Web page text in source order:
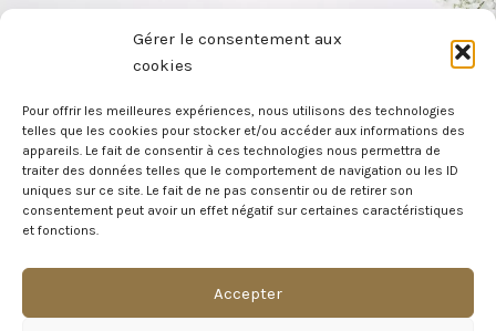
Gérer le consentement aux
cookies
Pour offrir les meilleures expériences, nous utilisons des technologies
telles que les cookies pour stocker et/ou accéder aux informations des
appareils. Le fait de consentir à ces technologies nous permettra de
traiter des données telles que le comportement de navigation ou les ID
uniques sur ce site. Le fait de ne pas consentir ou de retirer son
consentement peut avoir un effet négatif sur certaines caractéristiques
et fonctions.
Accepter
À moins de 15 minutes d’Amiens, le Château de Naours vous offre un
cadre privilégié pour vos événements : mariage, convention, soirée de
gala, événement d’entreprise, …
Mail : contact@chateaudenaours.fr